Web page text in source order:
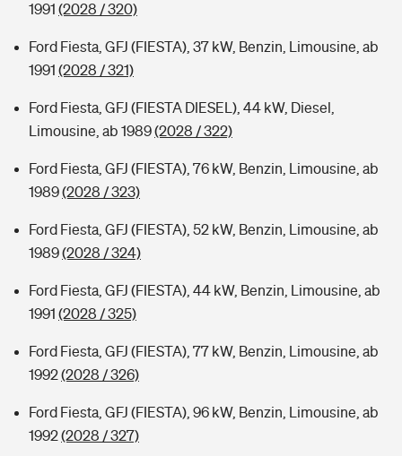
1991 (2028 / 320)
Ford Fiesta, GFJ (FIESTA), 37 kW, Benzin, Limousine, ab
1991 (2028 / 321)
Ford Fiesta, GFJ (FIESTA DIESEL), 44 kW, Diesel,
Limousine, ab 1989(2028 / 322)
Ford Fiesta, GFJ (FIESTA), 76 kW, Benzin, Limousine, ab
1989(2028 / 323)
Ford Fiesta, GFJ (FIESTA), 52 kW, Benzin, Limousine, ab
1989(2028 / 324)
Ford Fiesta, GFJ (FIESTA), 44 kW, Benzin, Limousine, ab
1991 (2028 / 325)
Ford Fiesta, GFJ (FIESTA), 77 kW, Benzin, Limousine, ab
1992(2028 / 326)
Ford Fiesta, GFJ (FIESTA), 96 kW, Benzin, Limousine, ab
1992(2028 / 327)